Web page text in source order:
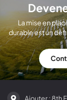
La mise en
durable est un
un
Ajouter : 8th